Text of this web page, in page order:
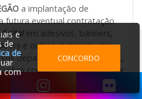
a implantação de
futura eventual contratação
em adesivos, banners,
e outros materiais, que
departamentos municipais ,
contidas no Anexo I, que
e
de
de
com
CONCORDO